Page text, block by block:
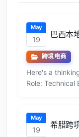
May
19
巴西本
跨境电商
Here's a
Role: Technical
May
19
希腊跨